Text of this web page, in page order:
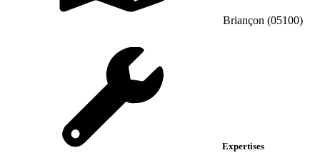
Briançon (05100)
Expertises